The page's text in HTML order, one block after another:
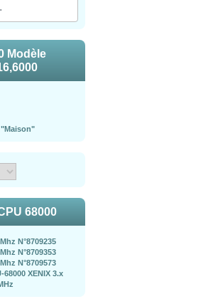
Modèle
"Maison"
68000
N°8709235
N°8709353
N°8709573
XENIX 3.x